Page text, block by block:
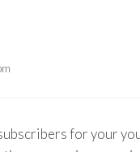
for your